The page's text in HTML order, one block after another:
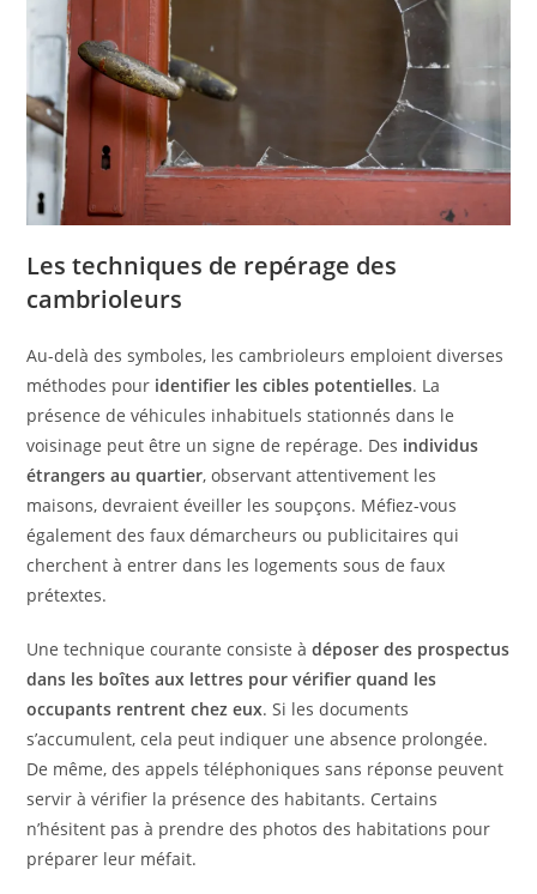
Les techniques de repérage des
cambrioleurs
Au-delà des symboles, les cambrioleurs emploient diverses
méthodes pour identifier les cibles potentielles. La
présence de véhicules inhabituels stationnés dans le
voisinage peut être un signe de repérage. Des individus
étrangers au quartier, observant attentivement les
maisons, devraient éveiller les soupçons. Méfiez-vous
également des faux démarcheurs ou publicitaires qui
cherchent à entrer dans les logements sous de faux
prétextes.
Une technique courante consiste àdéposer des prospectus
dans les boîtes aux lettres pour vérifier quand les
occupants rentrent chez eux. Si les documents
s’accumulent, cela peut indiquer une absence prolongée.
De même, des appels téléphoniques sans réponse peuvent
servir à vérifier la présence des habitants. Certains
n’hésitent pas à prendre des photos des habitations pour
préparer leur méfait.